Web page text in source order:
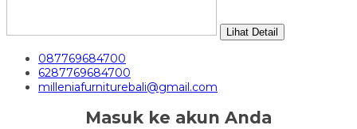
Lihat Detail
087769684700
6287769684700
milleniafurniturebali@gmail.com
Masuk ke akun Anda